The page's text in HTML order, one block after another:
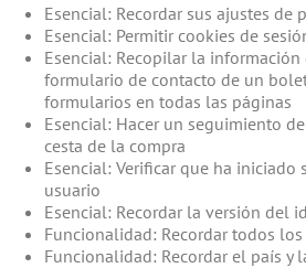
Esencial: Recordar sus ajustes de
Esencial: Permitir cookies de
Esencial: Recopilar la
formulario de contacto de un
formularios en todas las páginas
Esencial: Hacer un seguimiento
cesta de la compra
Esencial: Verificar que ha iniciado
usuario
Esencial: Recordar la versión del
Funcionalidad: Recordar todos
Funcionalidad: Recordar el país y